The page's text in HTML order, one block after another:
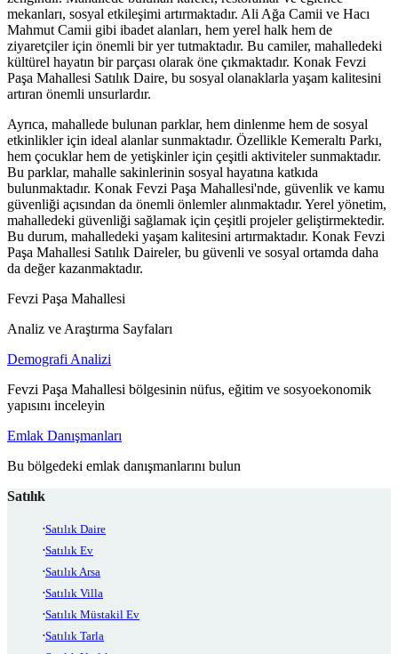
mekanları, sosyal etkileşimi artırmaktadır. Ali Ağa Camii ve Hacı
Mahmut Camii gibi ibadet alanları, hem yerel halk hem de
ziyaretçiler için önemli bir yer tutmaktadır. Bu camiler, mahalledeki
kültürel hayatın bir parçası olarak öne çıkmaktadır. Konak Fevzi
Paşa Mahallesi Satılık Daire, bu sosyal olanaklarla yaşam kalitesini
artıran önemli unsurlardır.
Ayrıca, mahallede bulunan parklar, hem dinlenme hem de sosyal
etkinlikler için ideal alanlar sunmaktadır. Özellikle Kemeraltı Parkı,
hem çocuklar hem de yetişkinler için çeşitli aktiviteler sunmaktadır.
Bu parklar, mahalle sakinlerinin sosyal hayatına katkıda
bulunmaktadır. Konak Fevzi Paşa Mahallesi'nde, güvenlik ve kamu
güvenliği açısından da önemli önlemler alınmaktadır. Yerel yönetim,
mahalledeki güvenliği sağlamak için çeşitli projeler geliştirmektedir.
Bu durum, mahalledeki yaşam kalitesini artırmaktadır. Konak Fevzi
Paşa Mahallesi Satılık Daireler, bu güvenli ve sosyal ortamda daha
da değer kazanmaktadır.
Fevzi Paşa Mahallesi
Analiz ve Araştırma Sayfaları
Demografi Analizi
Fevzi Paşa Mahallesi bölgesinin nüfus, eğitim ve sosyoekonomik
yapısını inceleyin
Emlak Danışmanları
Bu bölgedeki emlak danışmanlarını bulun
Satılık
Satılık Daire
Satılık Ev
Satılık Arsa
Satılık Villa
Satılık Müstakil Ev
Satılık Tarla